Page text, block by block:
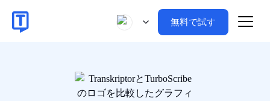
無料で試す